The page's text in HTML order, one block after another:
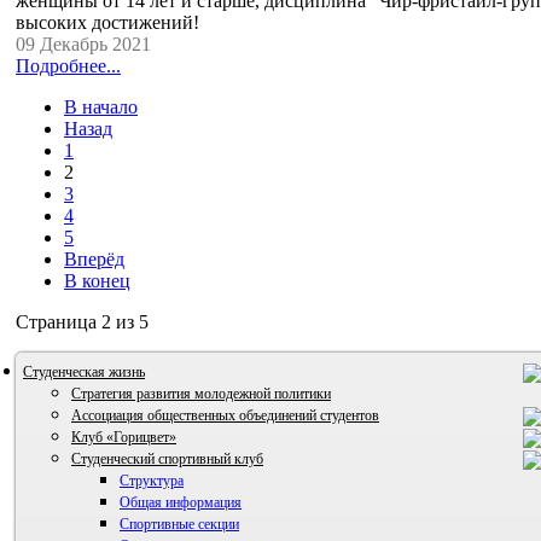
высоких достижений!
09 Декабрь 2021
Подробнее...
В начало
Назад
1
2
3
4
5
Вперёд
В конец
Страница 2 из 5
Студенческая жизнь
Стратегия развития молодежной политики
Ассоциация общественных объединений студентов
Клуб «Горицвет»
Студенческий спортивный клуб
Структура
Общая информация
Спортивные секции